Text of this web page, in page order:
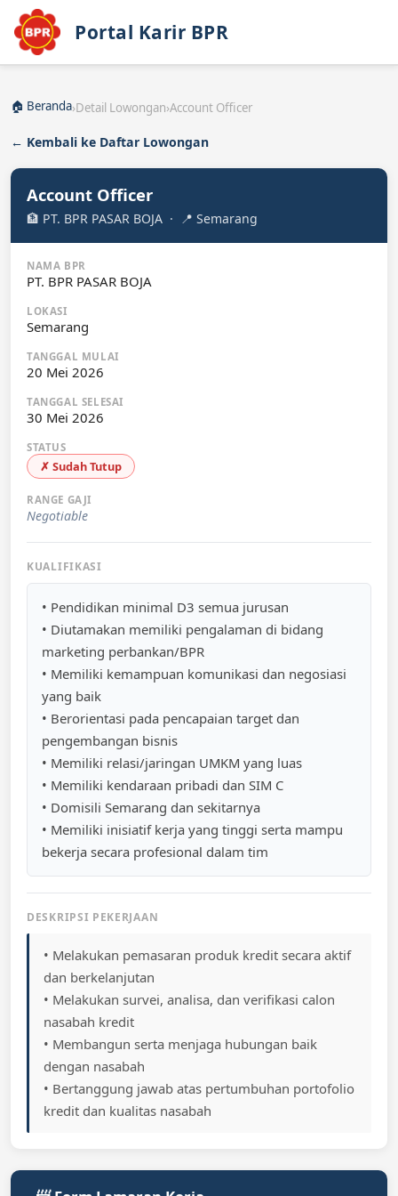
Portal Karir BPR
🏠 Beranda›Detail Lowongan›Account Officer
← Kembali ke Daftar Lowongan
Account Officer
🏦 PT. BPR PASAR BOJA · 📍 Semarang
NAMA BPR
PT. BPR PASAR BOJA
LOKASI
Semarang
TANGGAL MULAI
20 Mei 2026
TANGGAL SELESAI
30 Mei 2026
STATUS
✗ Sudah Tutup
RANGE GAJI
Negotiable
KUALIFIKASI
• Pendidikan minimal D3 semua jurusan
• Diutamakan memiliki pengalaman di bidang
marketing perbankan/BPR
• Memiliki kemampuan komunikasi dan negosiasi
yang baik
• Berorientasi pada pencapaian target dan
pengembangan bisnis
• Memiliki relasi/jaringan UMKM yang luas
• Memiliki kendaraan pribadi dan SIM C
• Domisili Semarang dan sekitarnya
• Memiliki inisiatif kerja yang tinggi serta mampu
bekerja secara profesional dalam tim
DESKRIPSI PEKERJAAN
• Melakukan pemasaran produk kredit secara aktif
dan berkelanjutan
• Melakukan survei, analisa, dan verifikasi calon
nasabah kredit
• Membangun serta menjaga hubungan baik
dengan nasabah
• Bertanggung jawab atas pertumbuhan portofolio
kredit dan kualitas nasabah